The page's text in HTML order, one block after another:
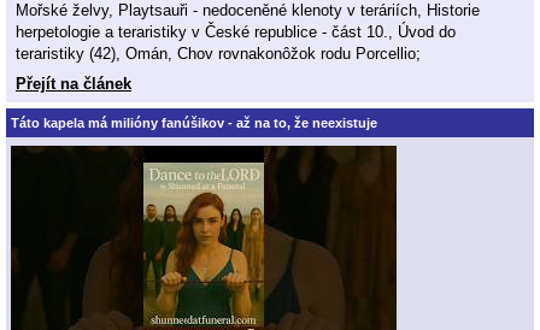
Mořské želvy, Playtsauři - nedoceněné klenoty v teráriích, Historie
herpetologie a teraristiky v České republice - část 10., Úvod do
teraristiky (42), Omán, Chov rovnakonôžok rodu Porcellio;
Přejít na článek
Táto kapela má milióny fanúšikov - až na to, že neexistuje